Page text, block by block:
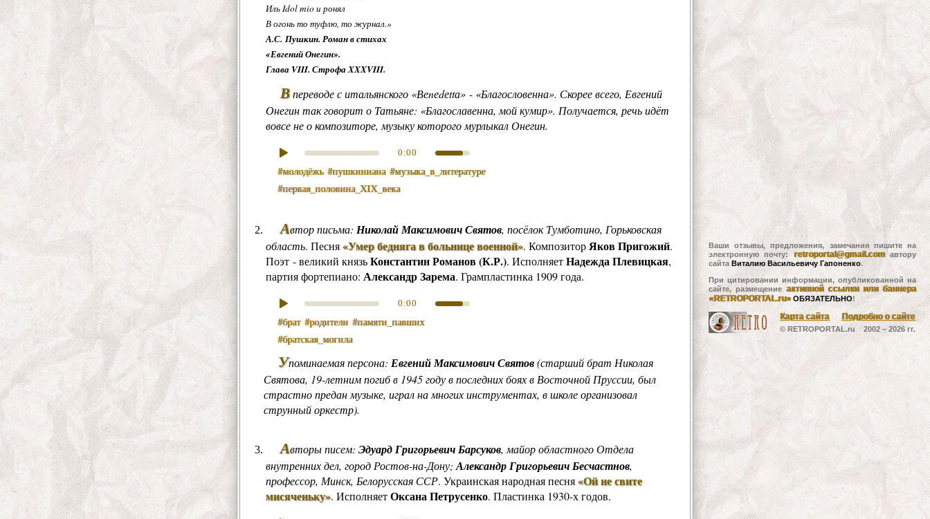
Иль Idol mio и ронял
В огонь то туфлю, то журнал.»
А.С. Пушкин. Роман в стихах
«Евгений Онегин».
Глава VIII. Строфа XXXVIII.
Впереводе с итальянского «Веnеdеttа» - «Благословенна». Скорее всего, Евгений
Онегин так говорит о Татьяне: «Благославенна, мой кумир». Получается, речь идёт
вовсе не о композиторе, музыку которого мурлыкал Онегин.
0:00
#молодёжь #пушкиниана #музыка_в_литературе
#первая_половина_XIX_века
Автор письма: Николай Максимович Святов, посёлок Тумботино, Горьковская
область. Песня«Умер бедняга в больнице военной». КомпозиторЯков Пригожий.
Поэт - великий князьКонстантин Романов(К.Р.). ИсполняетНадежда Плевицкая,
партия фортепиано: Александр Зарема. Грампластинка 1909 года.
0:00
#брат #родители #памяти_павших
#братская_могила
Упоминаемая персона: Евгений Максимович Святов(старший брат Николая
Святова, 19-летним погиб в 1945 году в последних боях в Восточной Пруссии, был
страстно предан музыке, играл на многих инструментах, в школе организовал
струнный оркестр).
Авторы писем: Эдуард Григорьевич Барсуков, майор областного Отдела
внутренних дел, город Ростов-на-Дону; Александр Григорьевич Бесчастнов,
профессор, Минск, Белорусская ССР. Украинская народная песня«Ой не свите
мисяченьку». ИсполняетОксана Петрусенко. Пластинка 1930-х годов.
Ваши отзывы, предложения, замечания пишите на
электронную почту:retroportal@gmail.comавтору
сайтаВиталию Васильевичу Гапоненко.
При цитировании информации, опубликованной на
сайте, размещениеактивной ссылки или баннера
«RETROPORTAL.ru» ОБЯЗАТЕЛЬНО!
Карта сайта Подробно о сайте
© RETROPORTAL.ru 2002 –2026 гг.